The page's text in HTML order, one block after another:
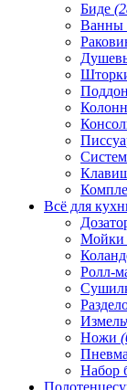
Биде
Ванны
Всё для
Мойки
Ролл-
Ножи
Набор